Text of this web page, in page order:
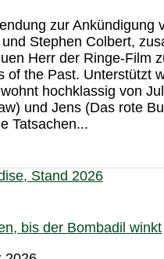
zur Ankündigung
Stephen Colbert,
Herr der Ringe-Film
of the Past. Unterstützt
hochklassig von
und Jens (Das rote
Tatsachen...
bis der Bombadil winkt